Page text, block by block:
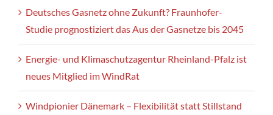
Deutsches Gasnetz ohne Zukunft? Fraunhofer-
Studie prognostiziert das Aus der Gasnetze bis 2045
Energie- und Klimaschutzagentur Rheinland-Pfalz ist
neues Mitglied im WindRat
Windpionier Dänemark – Flexibilität statt Stillstand